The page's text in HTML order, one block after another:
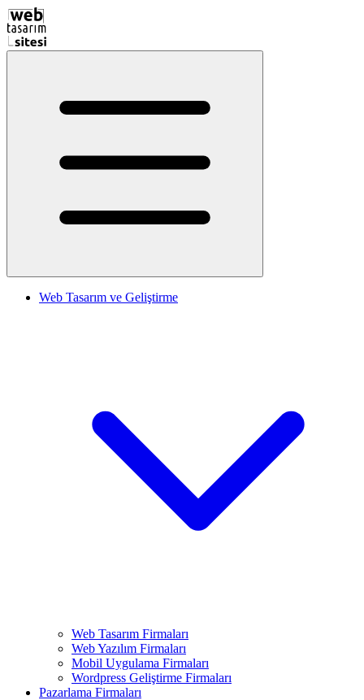
Web Tasarım ve Geliştirme
Web Tasarım Firmaları
Web Yazılım Firmaları
Mobil Uygulama Firmaları
Wordpress Geliştirme Firmaları
Pazarlama Firmaları